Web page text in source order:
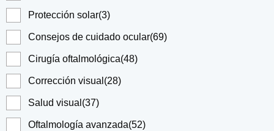
Protección solar(3)
Consejos de cuidado ocular(69)
Cirugía oftalmológica(48)
Corrección visual (28)
Salud visual (37)
Oftalmología avanzada(52)